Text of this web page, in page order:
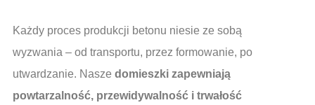
Każdy proces produkcji betonu niesie ze sobą
wyzwania – od transportu, przez formowanie, po
utwardzanie. Nasze domieszki zapewniają
powtarzalność, przewidywalność i trwałość